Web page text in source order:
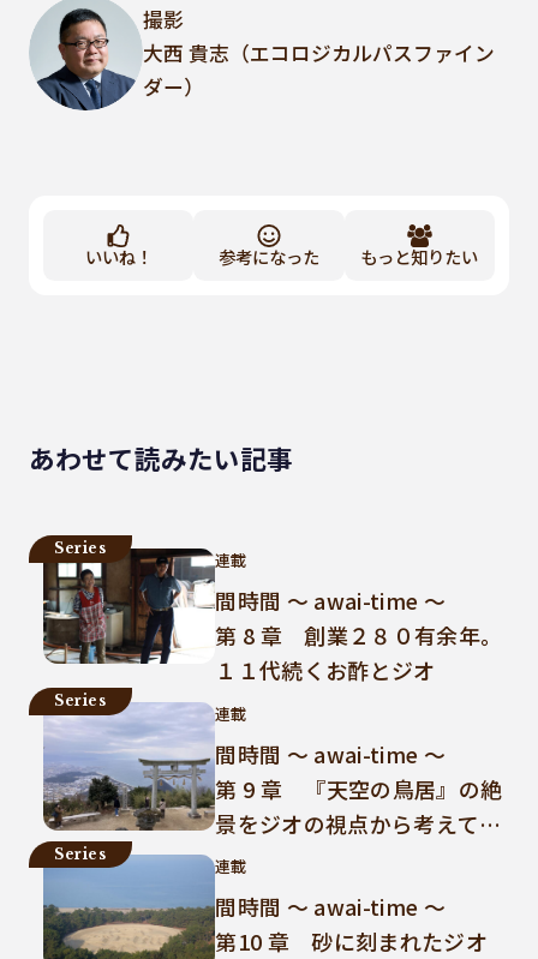
撮影
大西 貴志（エコロジカルパスファイン
ダー）
いいね！ 参考になった もっと知りたい
あわせて読みたい記事
Series
連載
間時間 ～ awai-time ～
第 8 章 創業２８０有余年。
１１代続くお酢とジオ
Series
連載
間時間 ～ awai-time ～
第 9 章 『天空の鳥居』の絶
景をジオの視点から考えてみ
る
Series
連載
間時間 ～ awai-time ～
第10 章 砂に刻まれたジオ